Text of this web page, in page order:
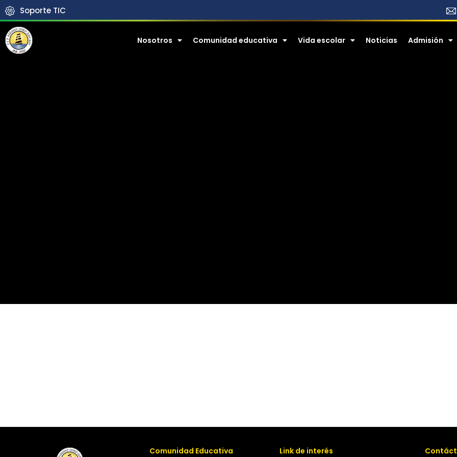
Soporte TIC
Nosotros Comunidad educativa Vida escolar Noticias ​​Admisión
Comunidad Educativa Link de interés